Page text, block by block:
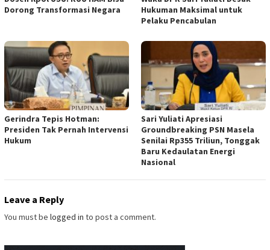
Dorong Transformasi Negara
Hukuman Maksimal untuk
Pelaku Pencabulan
Gerindra Tepis Hotman:
Presiden Tak Pernah Intervensi
Hukum
Sari Yuliati Apresiasi
Groundbreaking PSN Masela
Senilai Rp355 Triliun, Tonggak
Baru Kedaulatan Energi
Nasional
Leave a Reply
You must be logged in to post a comment.